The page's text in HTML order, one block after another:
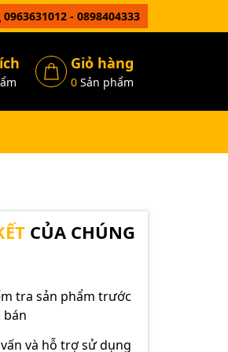
0963631012 - 0898404333
Giỏ hàng
0Sản phẩm
CỦA CHÚNG
tra sản phẩm trước
bán
và hỗ trợ sử dụng